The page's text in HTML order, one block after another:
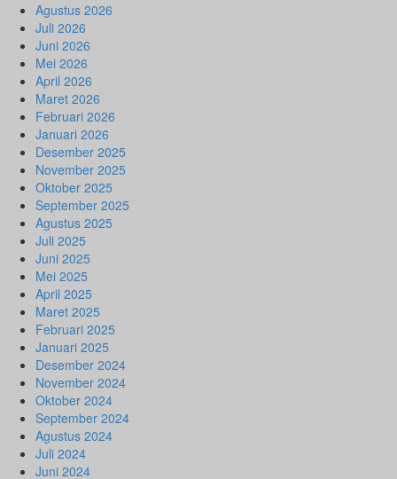
Agustus 2026
Juli 2026
Juni 2026
Mei 2026
April 2026
Maret 2026
Februari 2026
Januari 2026
Desember 2025
November 2025
Oktober 2025
September 2025
Agustus 2025
Juli 2025
Juni 2025
Mei 2025
April 2025
Maret 2025
Februari 2025
Januari 2025
Desember 2024
November 2024
Oktober 2024
September 2024
Agustus 2024
Juli 2024
Juni 2024